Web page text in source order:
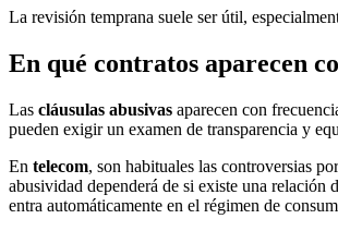
La revisión temprana suele ser útil,
En qué contratos aparecen
Las cláusulas abusivas aparecen con
pueden exigir un examen de transparencia y
En telecom, son habituales las controversias
abusividad dependerá de si existe una
entra automáticamente en el régimen de